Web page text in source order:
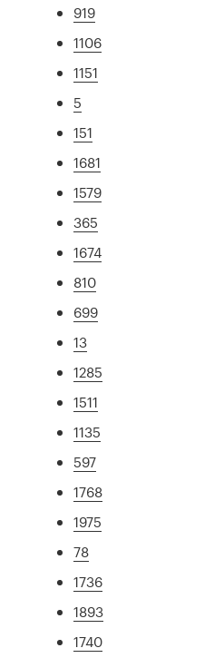
919
1106
1151
5
151
1681
1579
365
1674
810
699
13
1285
1511
1135
597
1768
1975
78
1736
1893
1740